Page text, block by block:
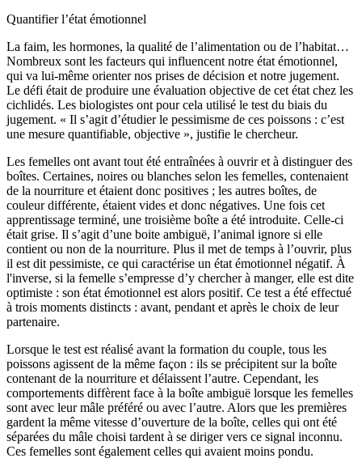
Quantifier l’état émotionnel
La faim, les hormones, la qualité de l’alimentation ou de l’habitat…
Nombreux sont les facteurs qui influencent notre état émotionnel,
qui va lui-même orienter nos prises de décision et notre jugement.
Le défi était de produire une évaluation objective de cet état chez les
cichlidés. Les biologistes ont pour cela utilisé le test du biais du
jugement. « Il s’agit d’étudier le pessimisme de ces poissons : c’est
une mesure quantifiable, objective », justifie le chercheur.
Les femelles ont avant tout été entraînées à ouvrir et à distinguer des
boîtes. Certaines, noires ou blanches selon les femelles, contenaient
de la nourriture et étaient donc positives ; les autres boîtes, de
couleur différente, étaient vides et donc négatives. Une fois cet
apprentissage terminé, une troisième boîte a été introduite. Celle-ci
était grise. Il s’agit d’une boite ambiguë, l’animal ignore si elle
contient ou non de la nourriture. Plus il met de temps à l’ouvrir, plus
il est dit pessimiste, ce qui caractérise un état émotionnel négatif. À
l'inverse, si la femelle s’empresse d’y chercher à manger, elle est dite
optimiste : son état émotionnel est alors positif. Ce test a été effectué
à trois moments distincts : avant, pendant et après le choix de leur
partenaire.
Lorsque le test est réalisé avant la formation du couple, tous les
poissons agissent de la même façon : ils se précipitent sur la boîte
contenant de la nourriture et délaissent l’autre. Cependant, les
comportements diffèrent face à la boîte ambiguë lorsque les femelles
sont avec leur mâle préféré ou avec l’autre. Alors que les premières
gardent la même vitesse d’ouverture de la boîte, celles qui ont été
séparées du mâle choisi tardent à se diriger vers ce signal inconnu.
Ces femelles sont également celles qui avaient moins pondu.